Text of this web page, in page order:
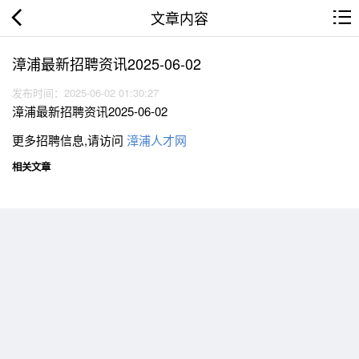
文章内容
漳浦最新招聘资讯2025-06-02
发布时间：2025-06-02 01:30:27
漳浦最新招聘资讯2025-06-02
更多招聘信息,请访问 漳浦人才网
相关文章